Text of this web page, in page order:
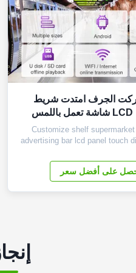
الجرف امتدت شريط
Customize shelf
advertising bar lcd panel touch
196.4mm(H*V) Overall
48mm(H*V*T) LCD Type
panel Resolution 1920×540
على أفضل سعر